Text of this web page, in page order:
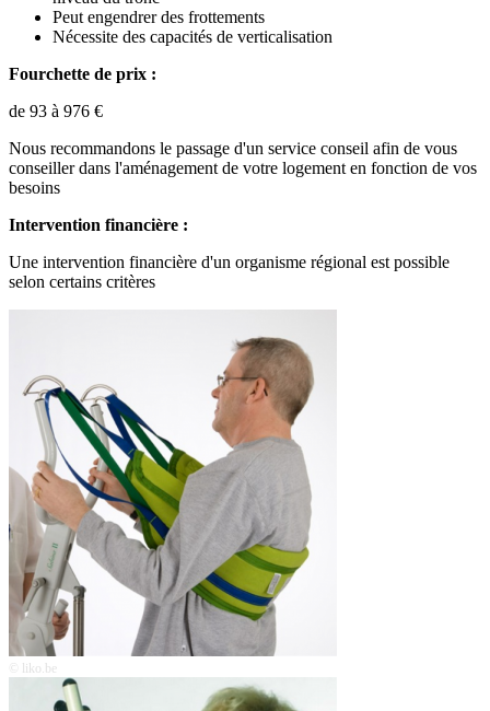
Peut engendrer des frottements
Nécessite des capacités de verticalisation
Fourchette de prix :
de 93 à 976 €
Nous recommandons le passage d'un service conseil afin de vous
conseiller dans l'aménagement de votre logement en fonction de vos
besoins
Intervention financière :
Une intervention financière d'un organisme régional est possible
selon certains critères
© liko.be